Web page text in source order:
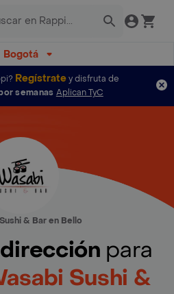
Bogotá
Regístratey disfruta de
semanas Aplican TyC
& Bar en Bello
para
Sushi &